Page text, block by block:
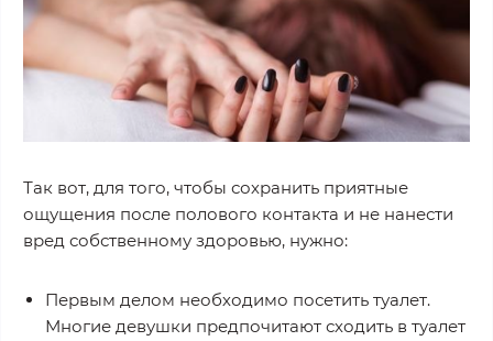
Так вот, для того, чтобы сохранить приятные
ощущения после полового контакта и не нанести
вред собственному здоровью, нужно:
Первым делом необходимо посетить туалет.
Многие девушки предпочитают сходить в туалет